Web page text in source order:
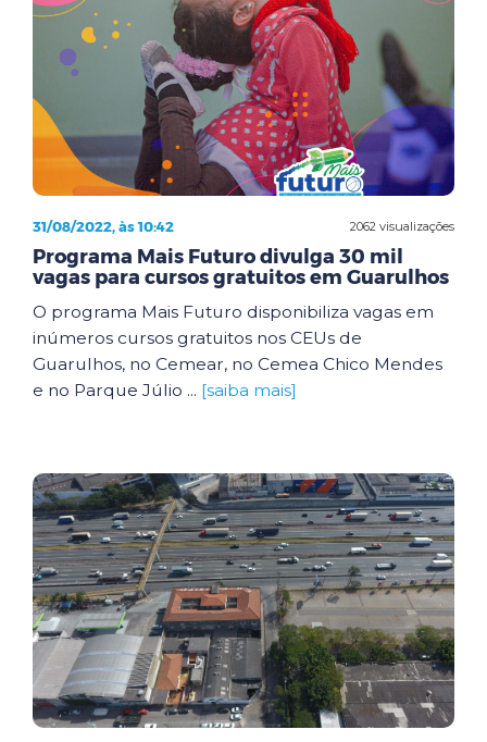
2062 visualizações
31/08/2022, às 10:42
Programa Mais Futuro divulga 30 mil
vagas para cursos gratuitos em Guarulhos
O programa Mais Futuro disponibiliza vagas em
inúmeros cursos gratuitos nos CEUs de
Guarulhos, no Cemear, no Cemea Chico Mendes
e no Parque Júlio ... [saiba mais]